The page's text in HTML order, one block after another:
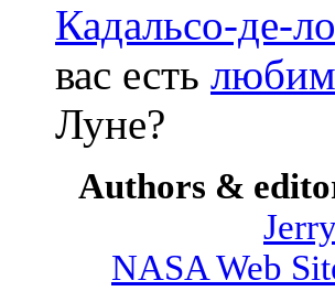
Кадальсо-де-
вас есть
Луне?
Authors &
NASA Web